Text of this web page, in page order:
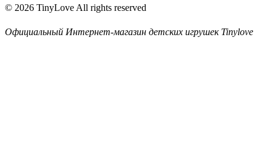
© 2026 TinyLove All rights reserved
Официальный Интернет-магазин детских игрушек Tinylove